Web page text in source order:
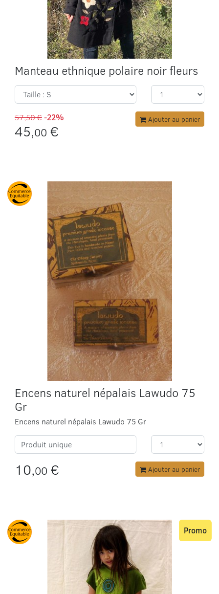
Manteau ethnique polaire noir fleurs
57,50 €-22%
45,00 €
Ajouter au panier
Encens naturel népalais Lawudo 75
Gr
Encens naturel népalais Lawudo 75 Gr
Produit unique
10,00 € Ajouter au panier
Promo